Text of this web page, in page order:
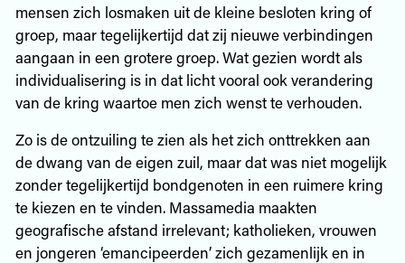
mensen zich losmaken uit de kleine besloten kring of
groep, maar tegelijkertijd dat zij nieuwe verbindingen
aangaan in een grotere groep. Wat gezien wordt als
individualisering is in dat licht vooral ook verandering
van de kring waartoe men zich wenst te verhouden.
Zo is de ontzuiling te zien als het zich onttrekken aan
de dwang van de eigen zuil, maar dat was niet mogelijk
zonder tegelijkertijd bondgenoten in een ruimere kring
te kiezen en te vinden. Massamedia maakten
geografische afstand irrelevant; katholieken, vrouwen
en jongeren ‘emancipeerden’ zich gezamenlijk en in